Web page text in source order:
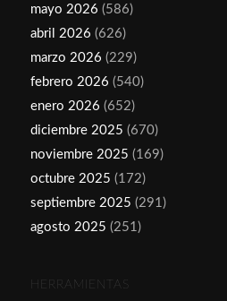
mayo 2026 (586)
abril 2026 (626)
marzo 2026 (229)
febrero 2026 (540)
enero 2026 (652)
diciembre 2025 (670)
noviembre 2025 (169)
octubre 2025 (172)
septiembre 2025 (291)
agosto 2025 (251)
HERRAMIENTAS